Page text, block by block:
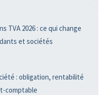
TVA 2026 : ce qui change
et sociétés
: obligation, rentabilité
comptable